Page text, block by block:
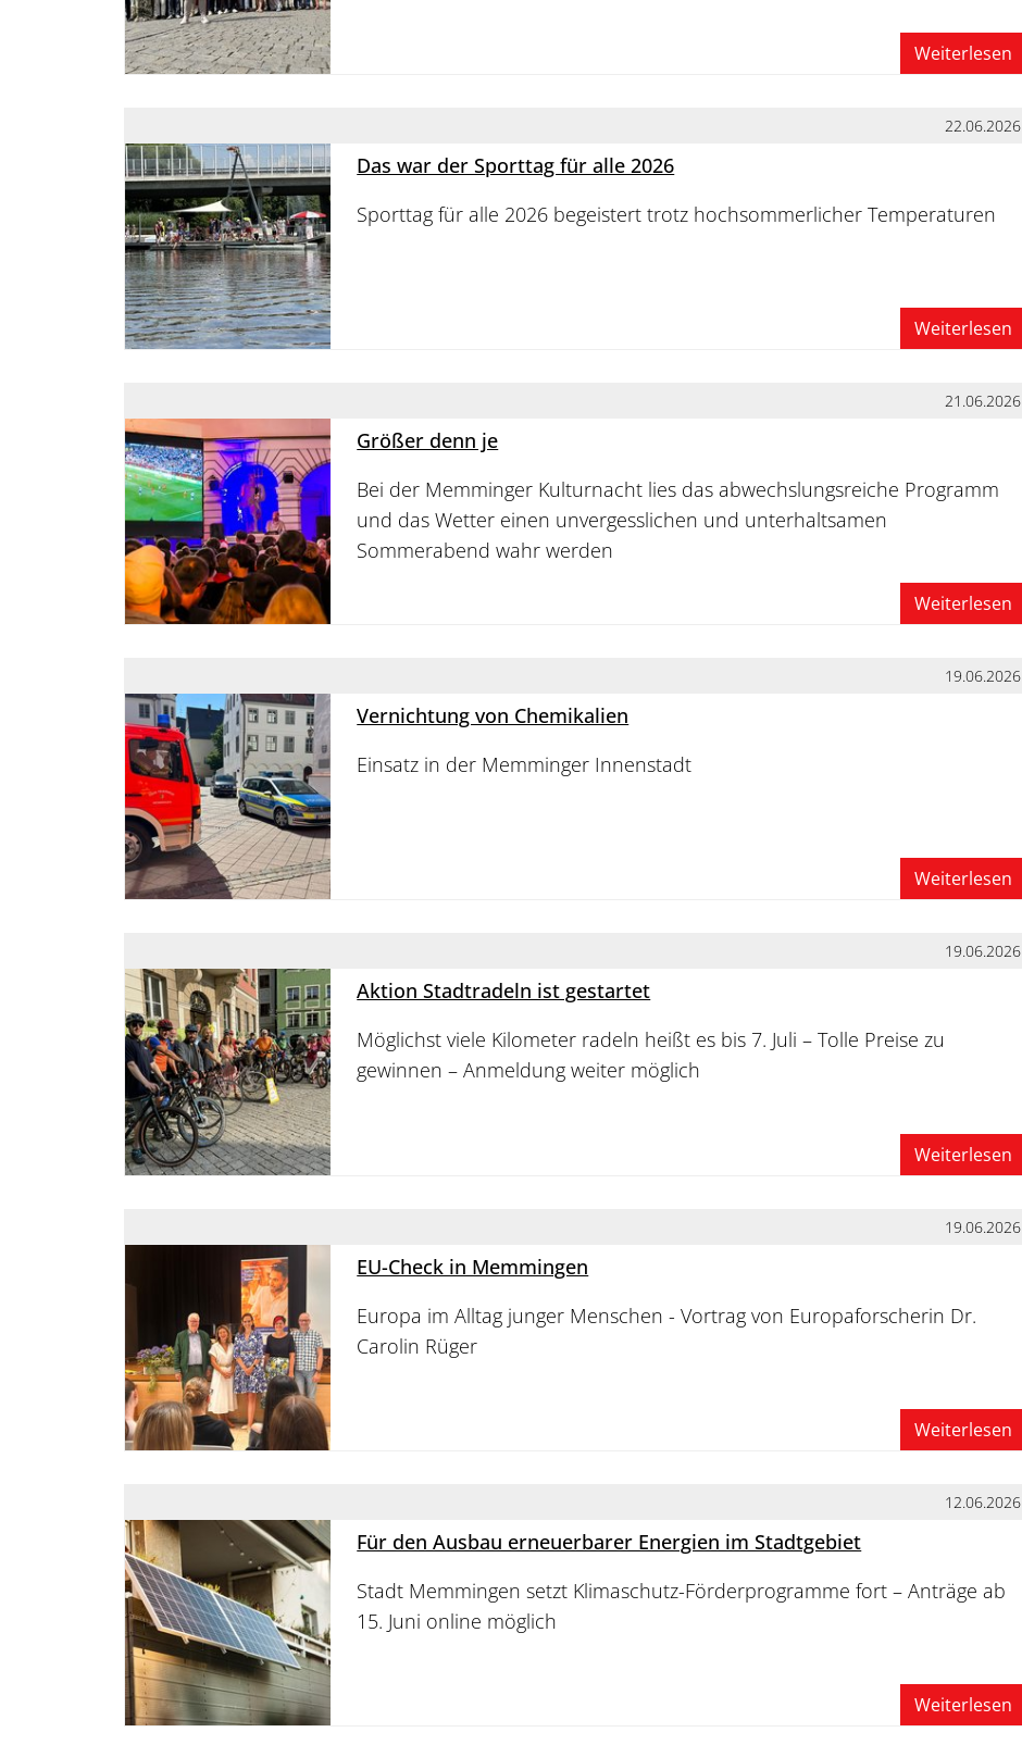
Weiterlesen
22.06.2026
Das war der Sporttag für alle 2026
Sporttag für alle 2026 begeistert trotz hochsommerlicher Temperaturen
Weiterlesen
21.06.2026
Größer denn je
Bei der Memminger Kulturnacht lies das abwechslungsreiche Programm
und das Wetter einen unvergesslichen und unterhaltsamen
Sommerabend wahr werden
Weiterlesen
19.06.2026
Vernichtung von Chemikalien
Einsatz in der Memminger Innenstadt
Weiterlesen
19.06.2026
Aktion Stadtradeln ist gestartet
Möglichst viele Kilometer radeln heißt es bis 7. Juli – Tolle Preise zu
gewinnen – Anmeldung weiter möglich
Weiterlesen
19.06.2026
EU-Check in Memmingen
Europa im Alltag junger Menschen - Vortrag von Europaforscherin Dr.
Carolin Rüger
Weiterlesen
12.06.2026
Für den Ausbau erneuerbarer Energien im Stadtgebiet
Stadt Memmingen setzt Klimaschutz-Förderprogramme fort – Anträge ab
15. Juni online möglich
Weiterlesen